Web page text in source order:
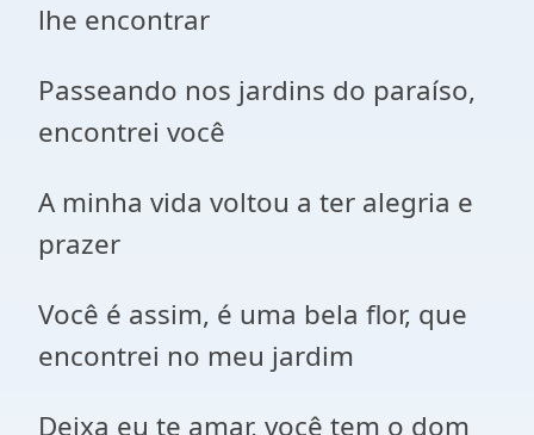
lhe encontrar
Passeando nos jardins do paraíso,
encontrei você
A minha vida voltou a ter alegria e
prazer
Você é assim, é uma bela flor, que
encontrei no meu jardim
Deixa eu te amar, você tem o dom